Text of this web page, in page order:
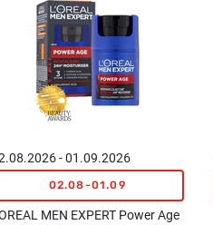
- 01.09.2026
02.08-01.09
MEN EXPERT Power Age